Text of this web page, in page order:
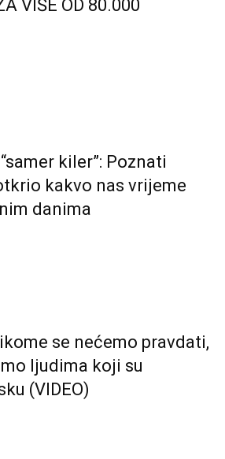
VIŠE OD 80.000
kiler”: Poznati
kakvo nas vrijeme
danima
se nećemo pravdati,
ljudima koji su
(VIDEO)